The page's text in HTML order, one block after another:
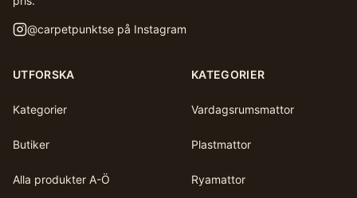
@carpetpunktse på Instagram
UTFORSKA
Kategorier
Butiker
Alla produkter A-Ö
KATEGORIER
Vardagsrumsmattor
Plastmattor
Ryamattor